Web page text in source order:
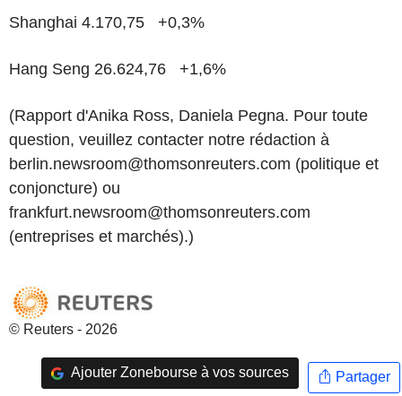
Shanghai 4.170,75 +0,3%
Hang Seng 26.624,76 +1,6%
(Rapport d'Anika Ross, Daniela Pegna. Pour toute
question, veuillez contacter notre rédaction à
berlin.newsroom@thomsonreuters.com (politique et
conjoncture) ou
frankfurt.newsroom@thomsonreuters.com
(entreprises et marchés).)
© Reuters - 2026
Ajouter Zonebourse à vos sources Partager